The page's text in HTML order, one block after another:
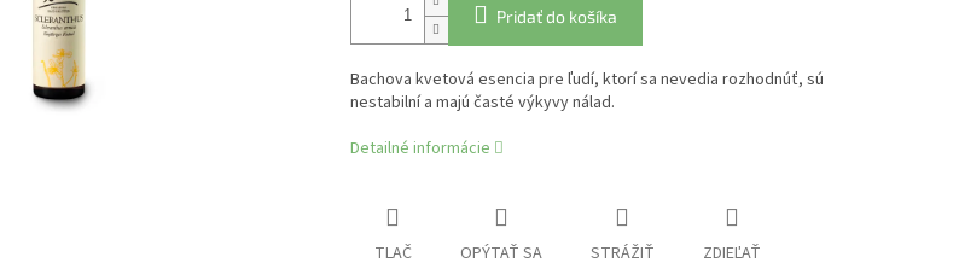
Pridať do košíka
Bachova kvetová esencia pre ľudí, ktorí sa nevedia rozhodnúť, sú
nestabilní a majú časté výkyvy nálad.
Detailné informácie
TLAČ OPÝTAŤ SA STRÁŽIŤ ZDIEĽAŤ